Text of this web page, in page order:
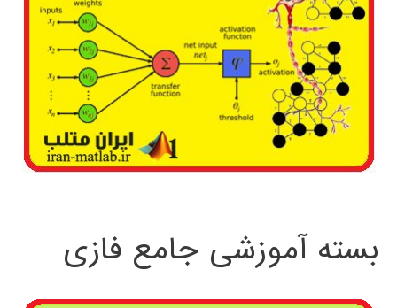
بسته آموزشی جامع فازی